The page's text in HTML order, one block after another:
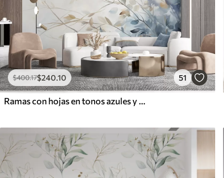
$400.17$240 .10 51
Ramas con hojas en tonos azules y marrones, fondo claro, suave y delicado, estilo acuarela